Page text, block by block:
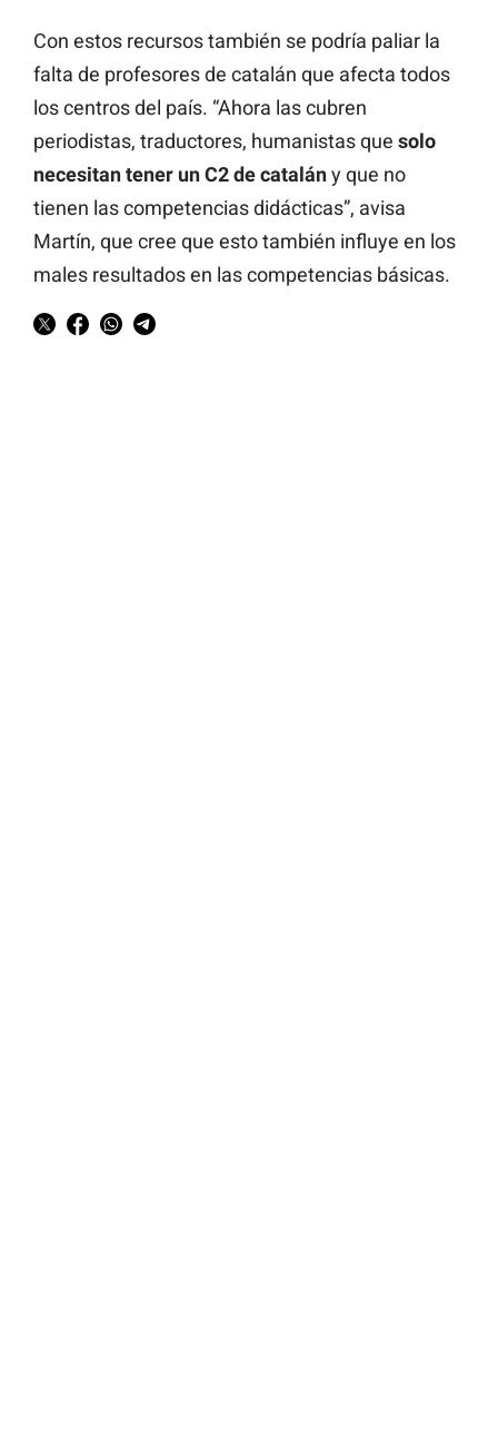
Con estos recursos también se podría paliar la
falta de profesores de catalán que afecta todos
los centros del país. “Ahora las cubren
periodistas, traductores, humanistas que solo
necesitan tener un C2 de catalány que no
tienen las competencias didácticas”, avisa
Martín, que cree que esto también influye en los
males resultados en las competencias básicas.